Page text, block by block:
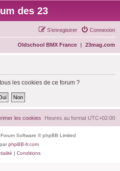
des 23
Connexion
S’enregistrer
23mag.com
|
Oldschool BMX France
les cookies de ce forum ?
Heures au format UTC+02:00
les cookies
Software © phpBB Limited
phpBB-fr.com
| Conditions